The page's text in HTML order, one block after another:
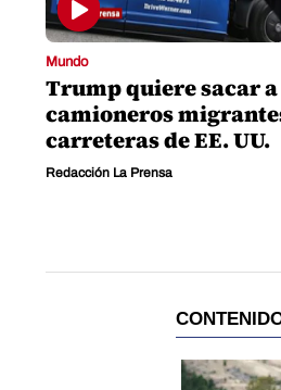
Mundo
Trump quiere sacar a
camioneros
carreteras de EE. UU.
Redacción La Prensa